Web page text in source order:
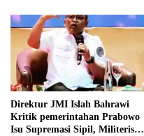
Direktur JMI Islah Bahrawi
Kritik pemerintahan Prabowo
Isu Supremasi Sipil, Militerisasi,